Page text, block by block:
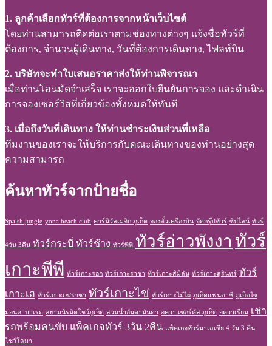
1. ลูกค้าเลือกทัวร์ที่ต้องการจากหน้าเว็บไซต์
โดยท่านสามารถติดต่อเราตามช่องทางต่างๆ แจ้งชื่อทัวร์ที่
ต้องการ, จำนวนผู้เดินทาง, วันที่ต้องการเดินทาง, ไฟลท์บิน
2. บริษัทจะทำใบเสนอราคาส่งให้ท่านพิจารณา
เมื่อท่านโอนมัดจำเสร็จ เราจะออกใบยืนยันการจอง และดำเนิน
การจองเซอร์วิสที่เกี่ยวข้องทั้งหมดให้ทันที
3. เมื่อถึงวันที่เดินทาง ให้ท่านชำระเงินส่วนที่เหลือ
ทีมงานของเราจะให้บริการกับคณะเดินทางของท่านอย่างสุด
ความสามารถ
ค้นหาทัวร์จากป้ายชื่อ
Spalsh jungle yona beach club คาร์นิวัลเมจิก ภูเก็ต จองตั๋วเครื่องบิน จัดกรุ๊ปทัวร์ ซิปไลน์ ทัวร์
4วัน 3คืน ทัวร์กระบี่ ทัวร์ช้าง ทัวร์พีพี ทัวร์อ่าวพังงา ทัวร์
เกาะพีพี ทัวร์เกาะรอก ทัวร์เกาะราชา ทัวร์เกาะสิมิลัน ทัวร์เกาะสุรินทร์ ทัวร์
เกาะเฮ ทัวร์เกาะเฮ/ราชา ทัวร์เกาะไข่ ทัวร์เกาะไม้ไผ่ ภูเก็ตแฟนตาซี ภูเก็ตไซ
ม่อนคาบาเร่ต สยามนิรมิตโชว์ภูเก็ต สวนน้ำอันดามันดา อควา เซอร์คัส ภูเก็ต อควาเรียม เช่า
รถพร้อมคนขับ แพ็คเกจทัวร์ 3วัน 2คืน แพ็คเกจทัวร์มาเลเซีย 4 วัน 3 คืน
โชว์โลมา